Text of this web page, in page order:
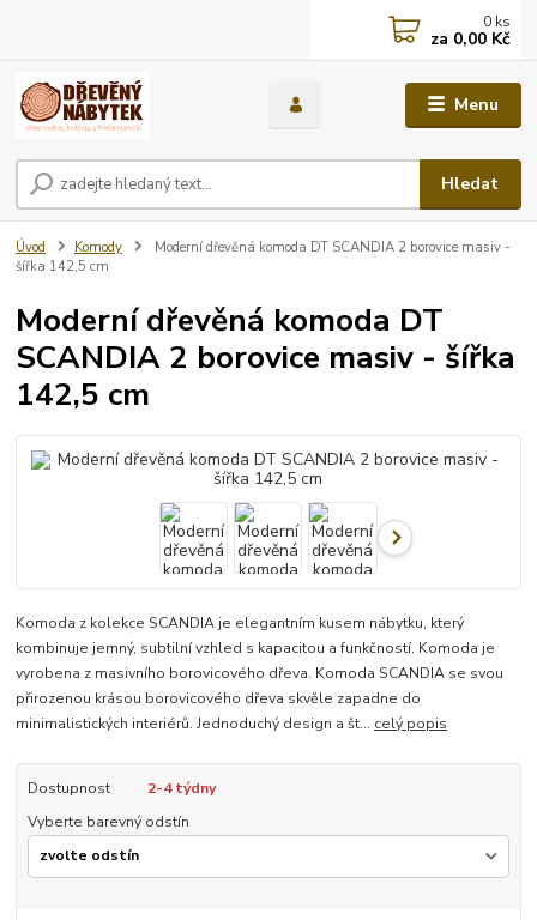
Menu
Hledat
0 ks
za 0,00 Kč
Úvod Komody
Moderní dřevěná komoda DT SCANDIA 2 borovice masiv -
šířka 142,5 cm
Moderní dřevěná komoda DT
SCANDIA 2 borovice masiv - šířka
142,5 cm
Komoda z kolekce SCANDIA je elegantním kusem nábytku, který
kombinuje jemný, subtilní vzhled s kapacitou a funkčností. Komoda je
vyrobena z masivního borovicového dřeva. Komoda SCANDIA se svou
přirozenou krásou borovicového dřeva skvěle zapadne do
minimalistických interiérů. Jednoduchý design a št... celý popis
Dostupnost
2-4 týdny
Vyberte barevný odstín